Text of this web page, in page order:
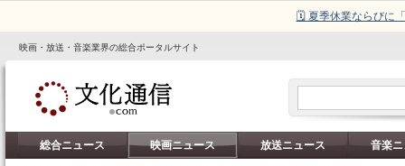
🗓️ 夏季休業ならびに
映画・放送・音楽業界の総合ポータルサイト
総合ニュース 映画ニュース 放送ニュース 音楽